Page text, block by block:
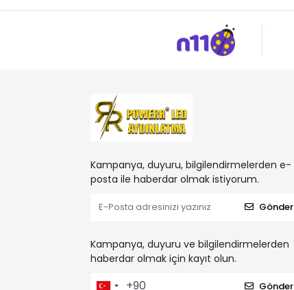
Kampanya, duyuru, bilgilendirmelerden e-
posta ile haberdar olmak istiyorum.
Gönder
Kampanya, duyuru ve bilgilendirmelerden
haberdar olmak için kayıt olun.
Gönder